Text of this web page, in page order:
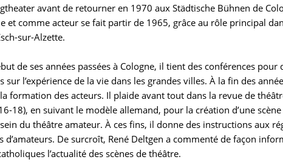
avant de retourner en 1970 aux Städtische Bühnen de
et comme acteur se fait partir de 1965, grâce au rôle principal
sur-Alzette.
de ses années passées à Cologne, il tient des conférences
sur l’expérience de la vie dans les grandes villes. À la fin des
formation des acteurs. Il plaide avant tout dans la revue de
18), en suivant le modèle allemand, pour la création d’une
du théâtre amateur. À ces fins, il donne des instructions aux
d’amateurs. De surcroît, René Deltgen a commenté de façon
l’actualité des scènes de théâtre.